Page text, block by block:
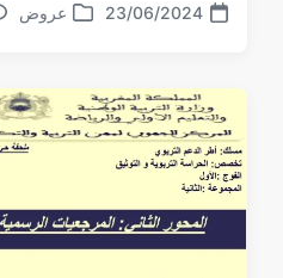
تاريخ23/06/2024
نشرعروض